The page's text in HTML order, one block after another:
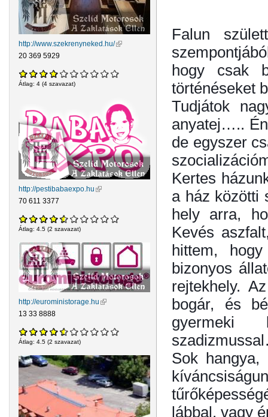
http://www.szekrenyneked.hu/(külső hivatkozás)
20 369 5929
Átlag: 4 (4 szavazat)
http://pestibabaexpo.hu (külső hivatkozás)
70 611 3377
Átlag: 4.5 (2 szavazat)
http://euroministorage.hu (külső hivatkozás)
13 33 8888
Átlag: 4.5 (2 szavazat)
Falun
hogy csak
történéseket
Tudjátok
anyatej…..
de egyszer
Kertes
a ház közötti
hely arra,
Kevés
hittem,
bizonyos
rejtekhely.
bogár, és
gyermeki
Sok
lábbal, vagy